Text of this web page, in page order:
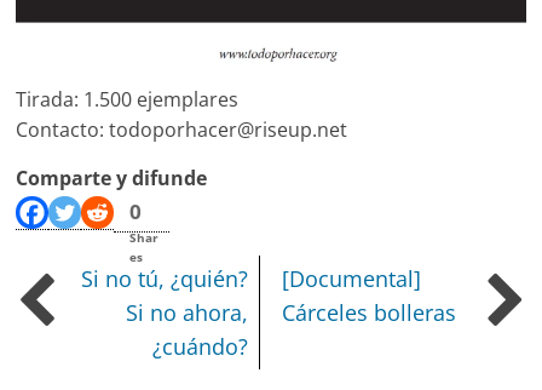
Tirada: 1.500 ejemplares
Contacto: todoporhacer@riseup.net
Comparte y difunde
0
Shar
es
Si no tú, ¿quién?
Si no ahora,
¿cuándo?
[Documental]
Cárceles bolleras